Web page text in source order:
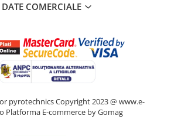
DATE COMERCIALE
pyrotechnics Copyright 2023 @ www.e-
Platforma E-commerce by Gomag